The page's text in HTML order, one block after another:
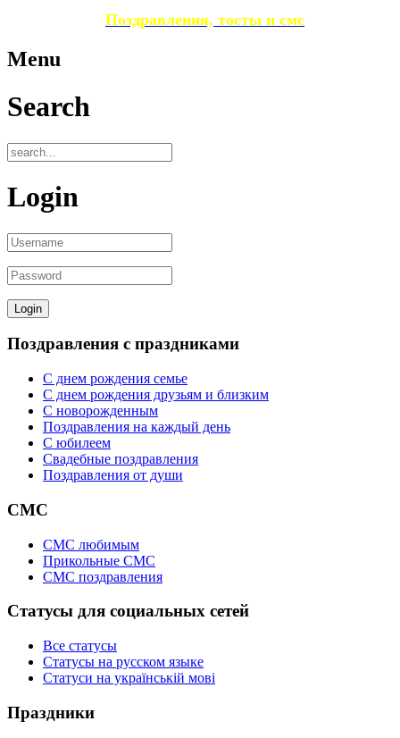
Поздравления, тосты и смс
Menu
Search
Login
Поздравления с праздниками
С днем рождения семье
С днем рождения друзьям и близким
C новорожденным
Поздравления на каждый день
С юбилеем
Свадебные поздравления
Поздравления от души
СМС
СМС любимым
Прикольные СМС
СМС поздравления
Статусы для социальных сетей
Все статусы
Статусы на русском языке
Статуси на українській мові
Праздники